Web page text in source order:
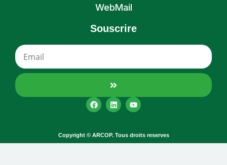
WebMail
Souscrire
Copyright © ARCOP. Tous droits reserves